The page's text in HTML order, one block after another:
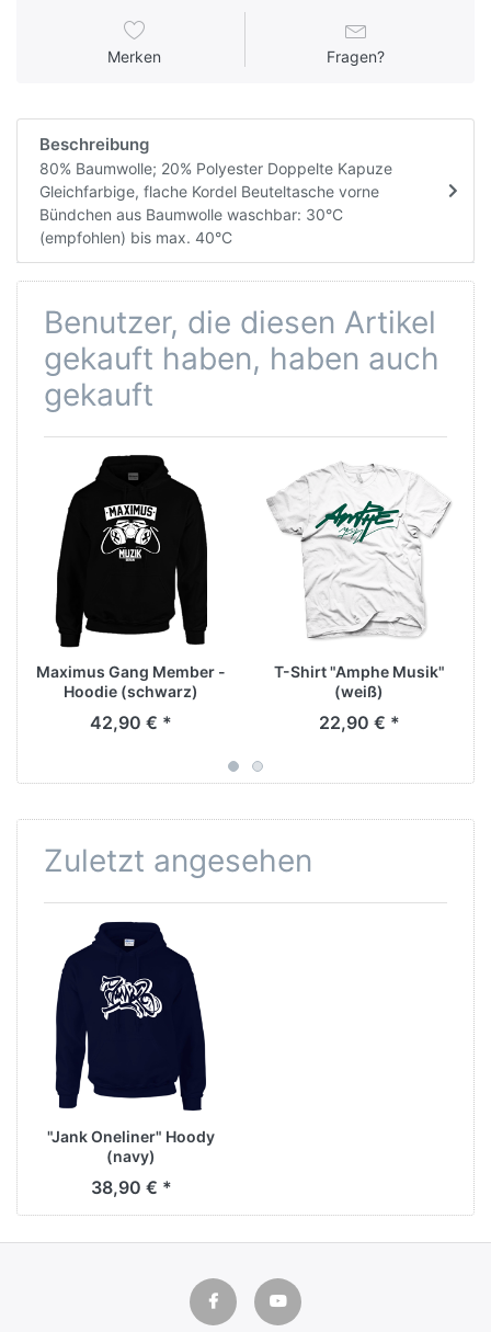
Merken Fragen?
Beschreibung
80% Baumwolle; 20% Polyester Doppelte Kapuze
Gleichfarbige, flache Kordel Beuteltasche vorne
Bündchen aus Baumwolle waschbar: 30°C
(empfohlen) bis max. 40°C
Benutzer, die diesen Artikel
gekauft haben, haben auch
gekauft
Maximus Gang Member -
Hoodie (schwarz)
42,90 € *
T-Shirt "Amphe Musik"
(weiß)
22,90 € *
Zuletzt angesehen
"Jank Oneliner" Hoody
(navy)
38,90 € *